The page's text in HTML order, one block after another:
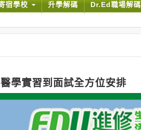
宿學校 升學解碼 Dr.Ed職場解碼
學實習到面試全方位安排